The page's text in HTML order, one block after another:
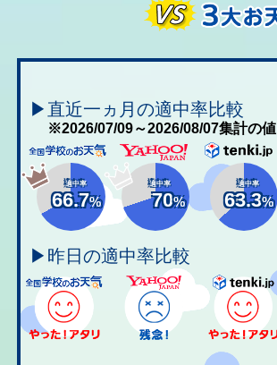
▶直近一ヵ月の適中率比較
※2026/07/09～2026/08/07集計の値
適中率
66.7%
適中率
70%
適中率
63.3%
▶昨日の適中率比較